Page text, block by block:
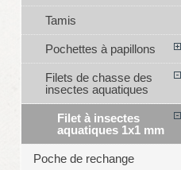
Tamis
Pochettes à papillons
Filets de chasse des
insectes aquatiques
Filet à insectes
aquatiques 1x1 mm
Poche de rechange